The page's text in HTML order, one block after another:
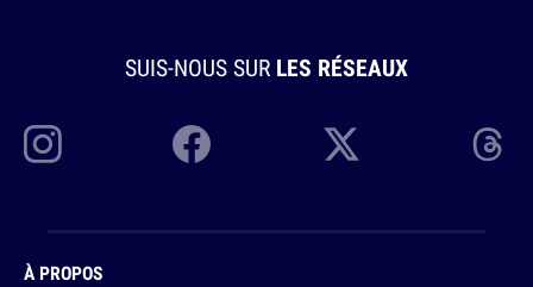
SUIS-NOUS SUR LES RÉSEAUX
À PROPOS